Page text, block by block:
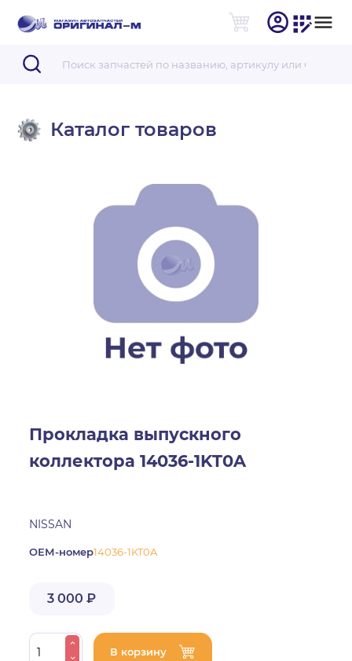
Каталог товаров
Прокладка выпускного
коллектора 14036-1KT0A
NISSAN
ОЕМ-номер14036-1KT0A
3 000 ₽
В корзину